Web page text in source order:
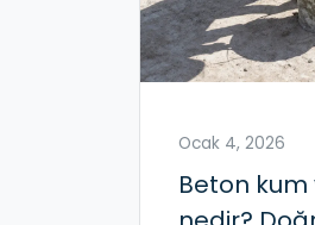
Ocak 4, 2026
Beton